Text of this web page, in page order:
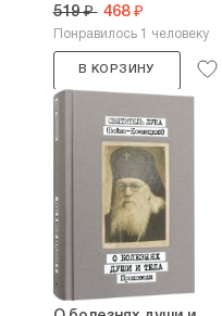
519 ₽ 468 ₽
Понравилось 1 человеку
В КОРЗИНУ